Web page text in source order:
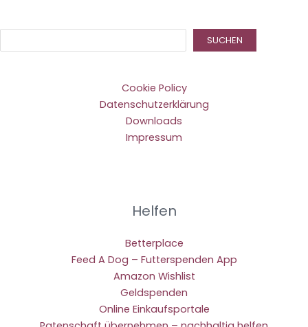
SUCHEN
Cookie Policy
Datenschutzerklärung
Downloads
Impressum
Helfen
Betterplace
Feed A Dog – Futterspenden App
Amazon Wishlist
Geldspenden
Online Einkaufsportale